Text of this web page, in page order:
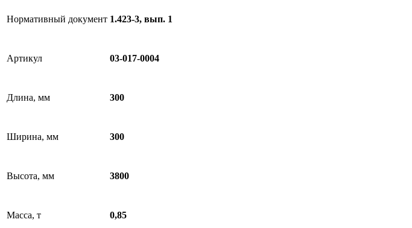
Нормативный документ 1.423-3, вып. 1
Артикул 03-017-0004
Длина, мм 300
Ширина, мм 300
Высота, мм 3800
Масса, т 0,85